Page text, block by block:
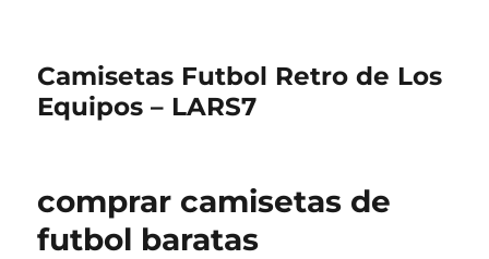
Camisetas Futbol Retro de Los
Equipos – LARS7
comprar camisetas de
futbol baratas